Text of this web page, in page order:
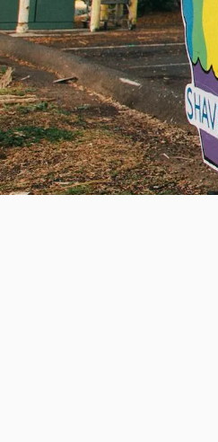
Quels
une
l'Atlas en